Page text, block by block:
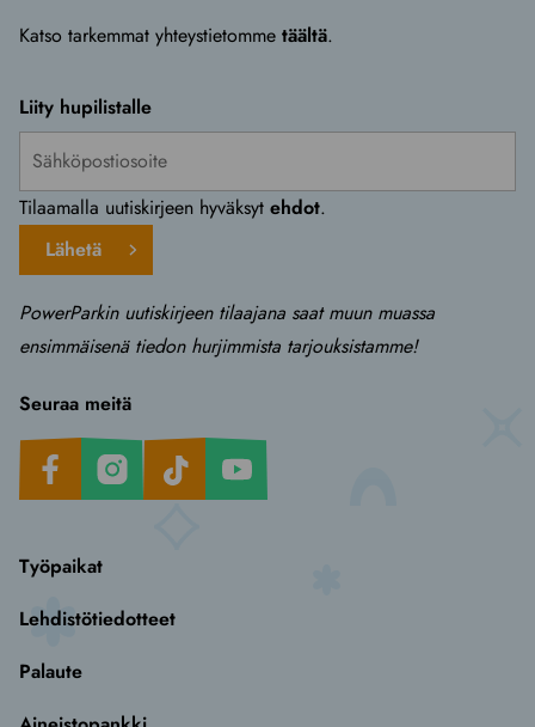
Katso tarkemmat yhteystietomme täältä.
Liity hupilistalle
Tilaamalla uutiskirjeen hyväksyt ehdot.
Lähetä
PowerParkin uutiskirjeen tilaajana saat muun muassa
ensimmäisenä tiedon hurjimmista tarjouksistamme!
Työpaikat
Lehdistötiedotteet
Palaute
Seuraa meitä
FacebookInstagramTikTok Youtube